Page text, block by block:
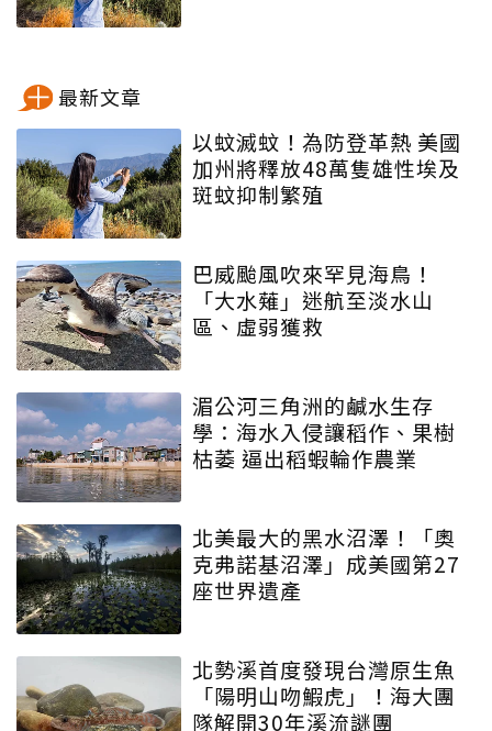
最新文章
以蚊滅蚊！為防登革熱 美國
加州將釋放48萬隻雄性埃及
斑蚊抑制繁殖
巴威颱風吹來罕見海鳥！
「大水薙」迷航至淡水山
區、虛弱獲救
湄公河三角洲的鹹水生存
學：海水入侵讓稻作、果樹
枯萎 逼出稻蝦輪作農業
北美最大的黑水沼澤！「奧
克弗諾基沼澤」成美國第27
座世界遺產
北勢溪首度發現台灣原生魚
「陽明山吻鰕虎」！海大團
隊解開30年溪流謎團